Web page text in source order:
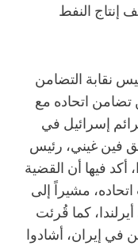
إنتاج النفط
نقابة التضامن
تضامن اتحاده مع
إسرائيل في
فين غيني، رئيس
فيها أن القضية
مشيراً إلى
كما قُرئت
في إيران، أشادوا